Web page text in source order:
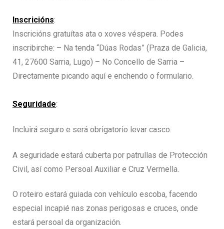
Inscricións:
Inscricións gratuítas ata o xoves véspera. Podes
inscribirche: – Na tenda “Dúas Rodas” (Praza de Galicia,
41, 27600 Sarria, Lugo) – No Concello de Sarria –
Directamente picando aquí e enchendo o formulario.
Seguridade:
Incluirá seguro e será obrigatorio levar casco.
A seguridade estará cuberta por patrullas de Protección
Civil, así como Persoal Auxiliar e Cruz Vermella.
O roteiro estará guiada con vehículo escoba, facendo
especial incapié nas zonas perigosas e cruces, onde
estará persoal da organización.